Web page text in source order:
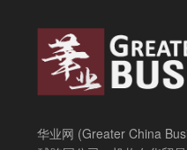
华业网 (Greater China